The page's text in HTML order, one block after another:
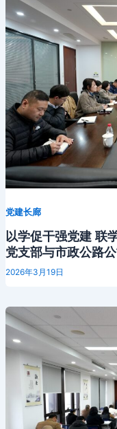
党建长廊
以学促干强党建 联
党支部与市政公路
2026年3月19日